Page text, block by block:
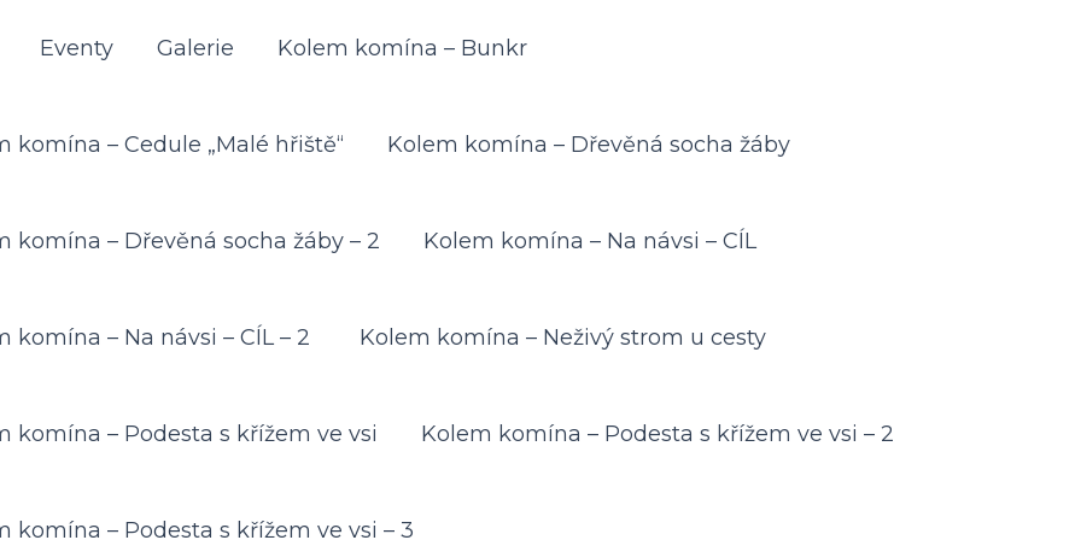
Eventy Galerie Kolem komína – Bunkr
komína – Cedule „Malé hřiště“ Kolem komína – Dřevěná socha žáby
komína – Dřevěná socha žáby – 2 Kolem komína – Na návsi – CÍL
komína – Na návsi – CÍL – 2 Kolem komína – Neživý strom u cesty
komína – Podesta s křížem ve vsi Kolem komína – Podesta s křížem ve vsi – 2
komína – Podesta s křížem ve vsi – 3